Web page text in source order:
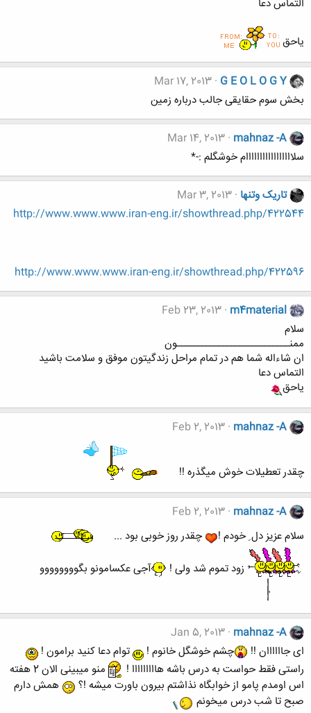
التماس دعا
ياحق
G E O L O G Y
Mar 17, 2013
بخش سوم حقایقی جالب درباره زمین
mahnaz -A
Mar 14, 2013
سلااااااااااااااااام خوشگلم :-*
تاریک وتنها Mar 3, 2013
http://www.www.www.iran-eng.ir/showthread.php/422544
http://www.www.www.iran-eng.ir/showthread.php/422596
m4material
Feb 23, 2013
سلام
ممنـــــــــــــــــــــــــــون
ان شاءاله شما هم در تمام مراحل زندگيتون موفق و سلامت باشيد
التماس دعا
ياحق
mahnaz -A
Feb 2, 2013
چقدر تعطیلات خوش میگذره !!
mahnaz -A
Feb 2, 2013
سلام عزیز دل ِ خودم !
چقدر روز خوبی بود ...
زود تموم شد ولی !
آجی عکسامونو بگوووووووو
mahnaz -A
Jan 5, 2013
ای جاااااان !!
چشم خوشگل خانوم !
توام دعا کنید برامون !
راستی فقط حواست به درس باشه هااااااااا !
منو میبینی الان 2 هفته
اس اومدم پامو از خوابگاه نذاشتم بیرون باورت میشه !؟
همش دارم
صبح تا شب درس میخونم